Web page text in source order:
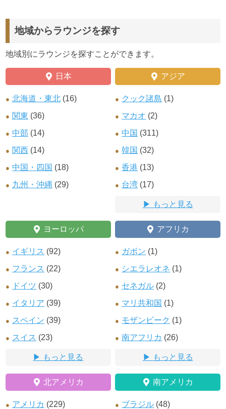
地域からラウンジを探す
地域別にラウンジを探すことができます。
日本
北海道・東北 (16)
関東 (36)
中部 (14)
関西 (14)
中国・四国 (18)
九州・沖縄 (29)
アジア
クック諸島 (1)
マカオ (2)
中国 (311)
韓国 (32)
香港 (13)
台湾 (17)
もっと見る
ヨーロッパ
イギリス (92)
フランス (22)
ドイツ (30)
イタリア (39)
スペイン (39)
スイス (23)
もっと見る
アフリカ
ガボン (1)
シエラレオネ (1)
セネガル (2)
マリ共和国 (1)
モザンビーク (1)
南アフリカ (26)
もっと見る
北アメリカ
アメリカ (229)
南アメリカ
ブラジル (48)